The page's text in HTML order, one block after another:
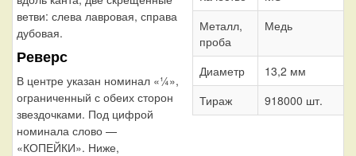
ветви: слева лавровая, справа
дубовая.
Реверс
В центре указан номинал «¼»,
ограниченный с обеих сторон
звездочками. Под цифрой
номинала слово —
«КОПЕЙКИ». Ниже,
Металл,
проба
Медь
Диаметр
13,2 мм
Тираж
918000 шт.